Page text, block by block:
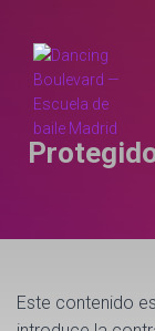
Este contenido